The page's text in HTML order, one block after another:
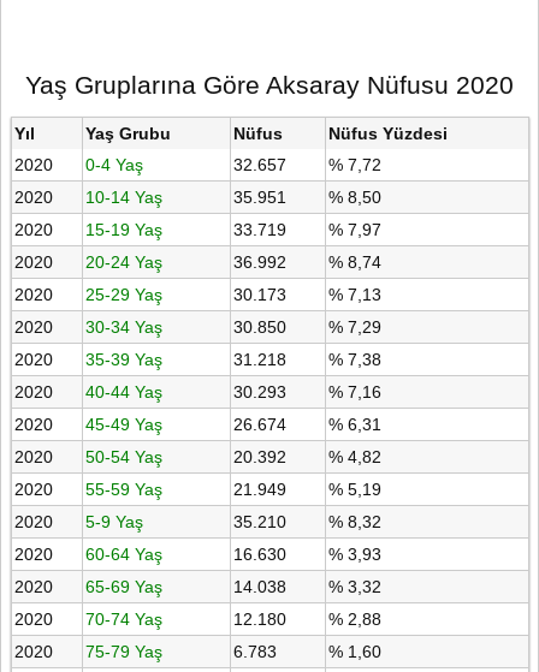
Yaş Gruplarına Göre Aksaray Nüfusu 2020
Yıl Yaş Grubu Nüfus
Nüfus Yüzdesi
2020
0-4 Yaş 32.657
% 7,72
2020
10-14 Yaş 35.951
% 8,50
2020
15-19 Yaş 33.719
% 7,97
2020
20-24 Yaş 36.992
% 8,74
2020
25-29 Yaş 30.173
% 7,13
2020
30-34 Yaş 30.850
% 7,29
2020
35-39 Yaş 31.218
% 7,38
2020
40-44 Yaş 30.293
% 7,16
2020
45-49 Yaş 26.674
% 6,31
2020
50-54 Yaş 20.392
% 4,82
2020
55-59 Yaş 21.949
% 5,19
2020
5-9 Yaş 35.210
% 8,32
2020
60-64 Yaş 16.630
% 3,93
2020
65-69 Yaş 14.038
% 3,32
2020
70-74 Yaş 12.180
% 2,88
2020
75-79 Yaş 6.783
% 1,60